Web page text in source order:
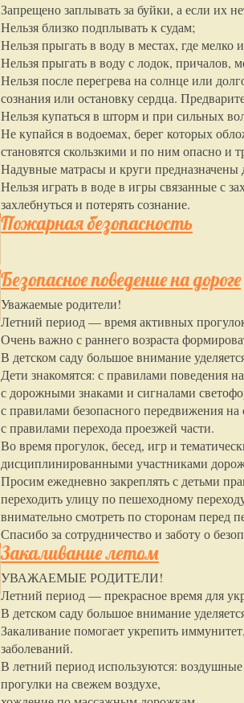
Запрещено заплывать за буйки, а если их
Нельзя близко подплывать к судам;
Нельзя прыгать в воду в местах, где мелко
Нельзя прыгать в воду с лодок, причалов,
Нельзя после перегрева на солнце или
сознания или остановку сердца.
Нельзя купаться в шторм и при сильных
Не купайся в водоемах, берег которых
становятся скользкими и по ним опасно и
Надувные матрасы и круги предназначены
Нельзя играть в воде в игры связанные с
захлебнуться и потерять сознание.
Пожарная безопасность
Безопасное поведение на дороге
Уважаемые родители!
Летний период — время активных
Очень важно с раннего возраста
В детском саду большое внимание
Дети знакомятся: с правилами поведения
с дорожными знаками и сигналами
с правилами безопасного передвижения на
с правилами перехода проезжей части.
Во время прогулок, бесед, игр и
дисциплинированными участниками
Просим ежедневно закреплять с детьми
переходить улицу по пешеходному
внимательно смотреть по сторонам перед
Спасибо за сотрудничество и заботу о
Закаливание летом
УВАЖАЕМЫЕ РОДИТЕЛИ!
Летний период — прекрасное время для
В детском саду большое внимание
Закаливание помогает укрепить
заболеваний.
В летний период используются:
прогулки на свежем воздухе,